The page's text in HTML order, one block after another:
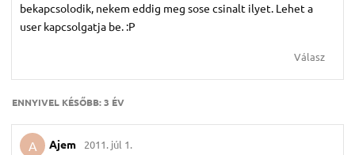
bekapcsolodik, nekem eddig meg sose csinalt ilyet. Lehet a
user kapcsolgatja be. :P
Válasz
ENNYIVEL KÉSŐBB:3 ÉV
A Ajem 2011. júl 1.